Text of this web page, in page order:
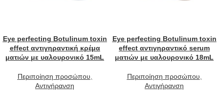
Eye perfecting Botulinum toxin
effect αντιγηραντική κρέμα
ματιών με υαλουρονικό 15mL
Περιποίηση προσώπου
Αντιγήρανση
Eye perfecting Botulinum toxin
effect αντιγηραντικό serum
ματιών με υαλουρονικό 18mL
Περιποίηση προσώπου
Αντιγήρανση